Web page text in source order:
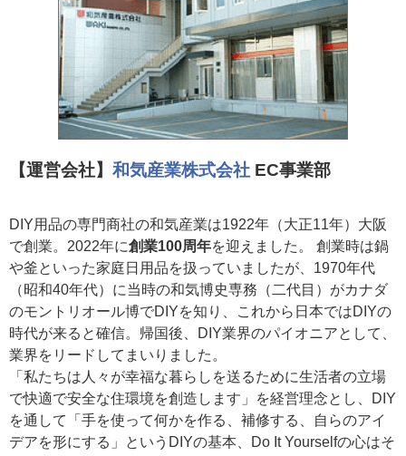
【運営会社】 和気産業株式会社 EC事業部
DIY用品の専門商社の和気産業は1922年（大正11年）大阪
で創業。2022年に創業100周年を迎えました。 創業時は鍋
や釜といった家庭日用品を扱っていましたが、1970年代
（昭和40年代）に当時の和気博史専務（二代目）がカナダ
のモントリオール博でDIYを知り、これから日本ではDIYの
時代が来ると確信。帰国後、DIY業界のパイオニアとして、
業界をリードしてまいりました。
「私たちは人々が幸福な暮らしを送るために生活者の立場
で快適で安全な住環境を創造します」を経営理念とし、DIY
を通して「手を使って何かを作る、補修する、自らのアイ
デアを形にする」というDIYの基本、Do It Yourselfの心はそ